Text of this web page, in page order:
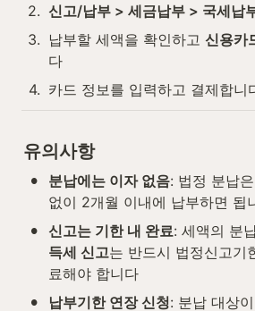
2. 신고/납부 > 세금납부 > 국세납
3. 납부할 세액을 확인하고 신용카
다
4. 카드 정보를 입력하고 결제합니
유의사항
• 분납에는 이자 없음: 법정 분납
없이 2개월 이내에 납부하면 됩
• 신고는 기한 내 완료: 세액의 분
득세 신고는 반드시 법정신고기
료해야 합니다
• 납부기한 연장 신청: 분납 대상